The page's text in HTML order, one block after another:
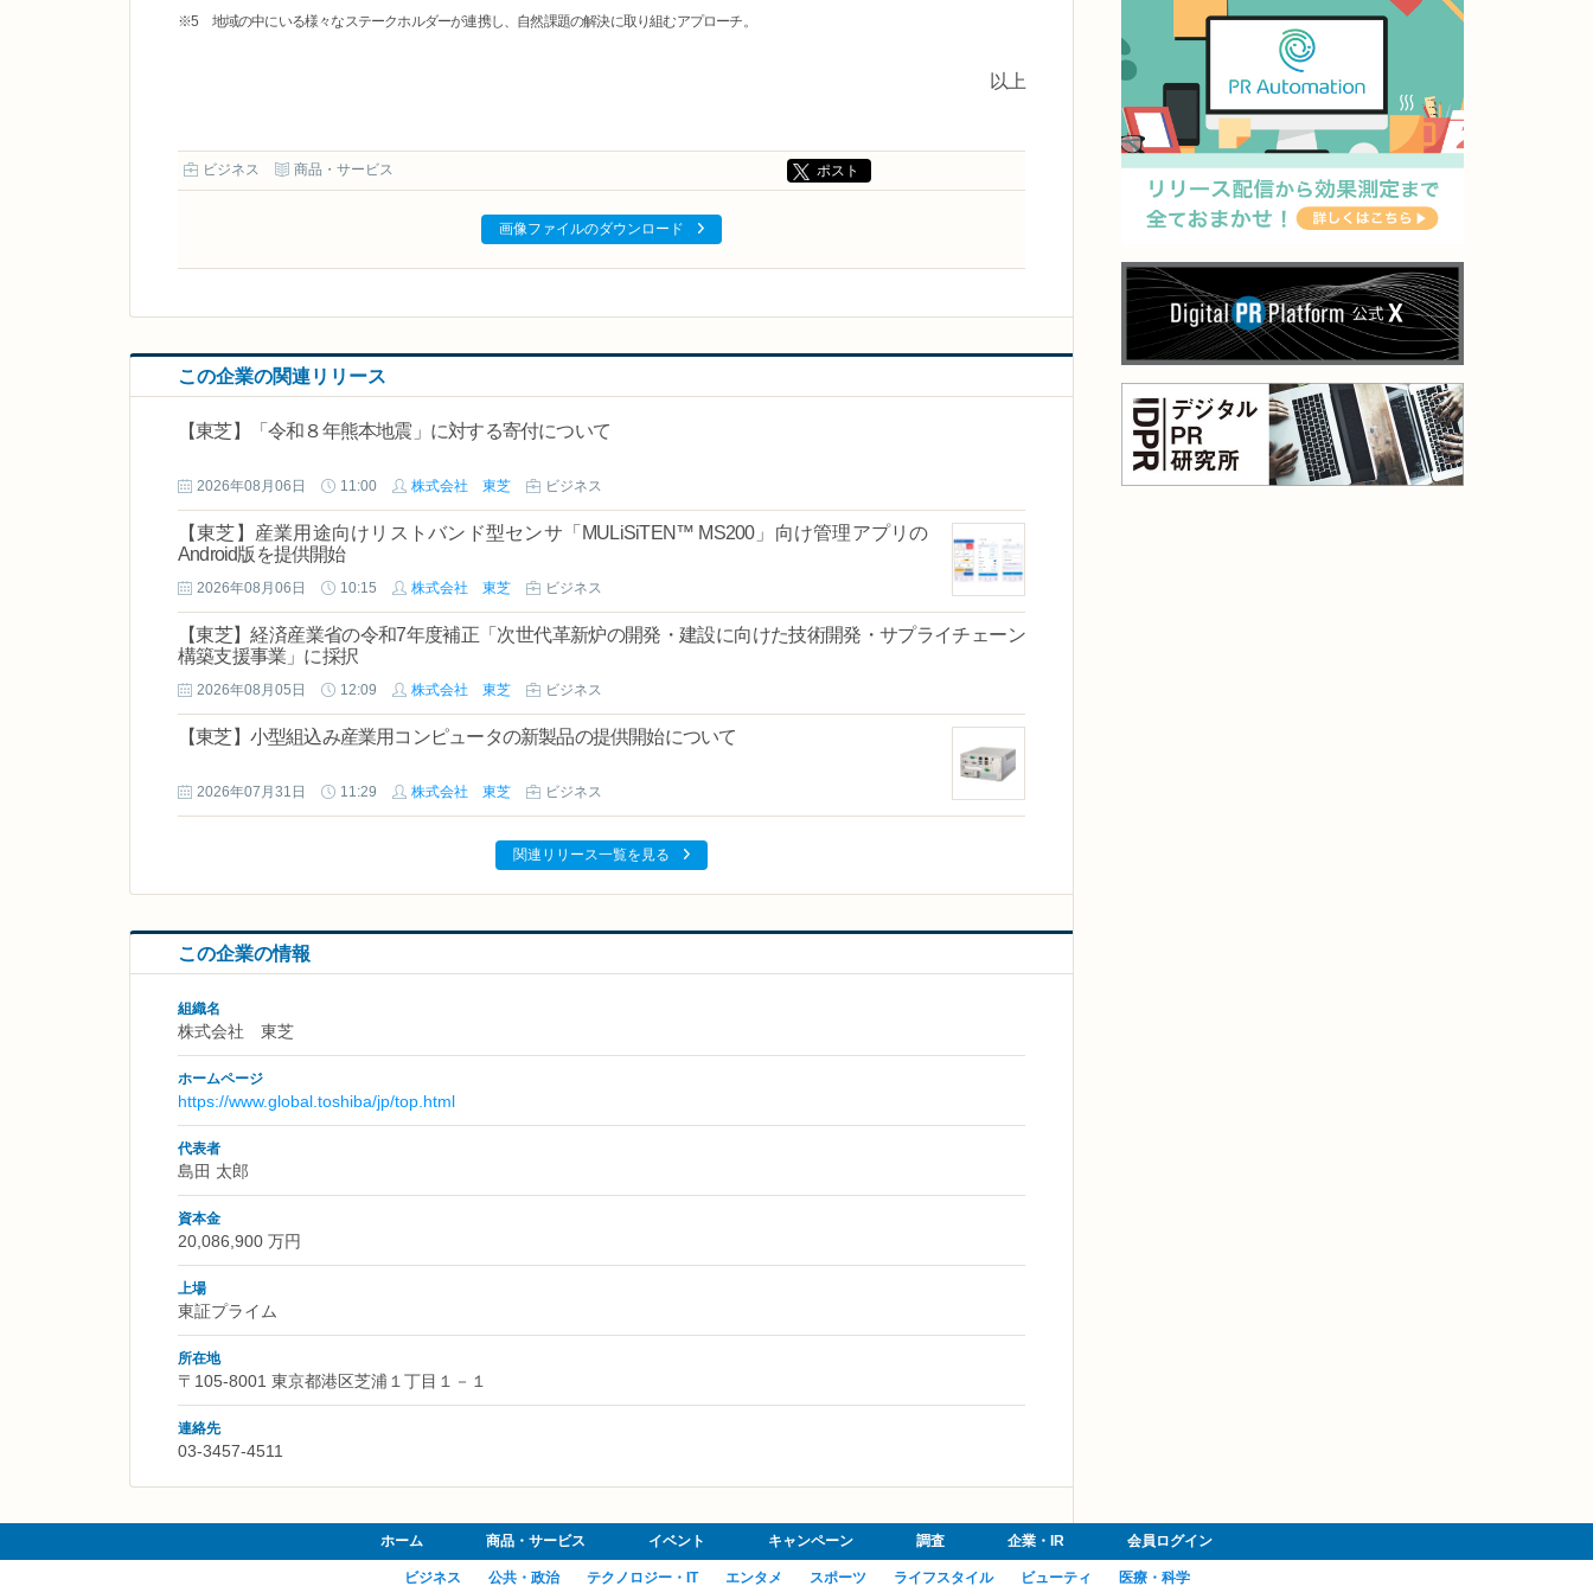
※5 地域の中にいる様々なステークホルダーが連携し、自然課題の解決に取り組むアプローチ。
以上
ビジネス 商品・サービス ポスト
画像ファイルのダウンロード
この企業の関連リリース
【東芝】「令和８年熊本地震」に対する寄付について
2026年08月06日 11:00 株式会社 東芝 ビジネス
【東芝】産業用途向けリストバンド型センサ「MULiSiTEN™ MS200」向け管理アプリの
Android版を提供開始
2026年08月06日 10:15 株式会社 東芝 ビジネス
【東芝】経済産業省の令和7年度補正「次世代革新炉の開発・建設に向けた技術開発・サプライチェーン
構築支援事業」に採択
2026年08月05日 12:09 株式会社 東芝 ビジネス
【東芝】小型組込み産業用コンピュータの新製品の提供開始について
2026年07月31日 11:29 株式会社 東芝 ビジネス
関連リリース一覧を見る
この企業の情報
組織名
株式会社 東芝
ホームページ
https://www.global.toshiba/jp/top.html
代表者
島田 太郎
資本金
20,086,900 万円
上場
東証プライム
所在地
〒105-8001 東京都港区芝浦１丁目１－１
連絡先
03-3457-4511
ホーム 商品・サービス イベント キャンペーン 調査 企業・IR 会員ログイン
ビジネス 公共・政治 テクノロジー・IT エンタメ スポーツ ライフスタイル ビューティ 医療・科学